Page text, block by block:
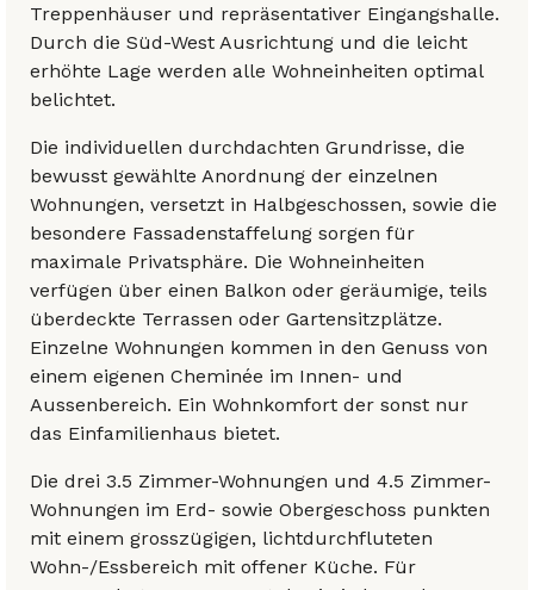
Treppenhäuser und repräsentativer Eingangshalle.
Durch die Süd-West Ausrichtung und die leicht
erhöhte Lage werden alle Wohneinheiten optimal
belichtet.
Die individuellen durchdachten Grundrisse, die
bewusst gewählte Anordnung der einzelnen
Wohnungen, versetzt in Halbgeschossen, sowie die
besondere Fassadenstaffelung sorgen für
maximale Privatsphäre. Die Wohneinheiten
verfügen über einen Balkon oder geräumige, teils
überdeckte Terrassen oder Gartensitzplätze.
Einzelne Wohnungen kommen in den Genuss von
einem eigenen Cheminée im Innen- und
Aussenbereich. Ein Wohnkomfort der sonst nur
das Einfamilienhaus bietet.
Die drei 3.5 Zimmer-Wohnungen und 4.5 Zimmer-
Wohnungen im Erd- sowie Obergeschoss punkten
mit einem grosszügigen, lichtdurchfluteten
Wohn-/Essbereich mit offener Küche. Für